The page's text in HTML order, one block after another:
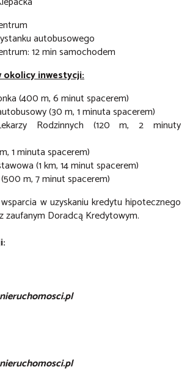
autobusowego
12 min samochodem
inwestycji:
(400 m, 6 minut spacerem)
(30 m, 1 minuta spacerem)
Rodzinnych (120 m, 2 minuty
1 minuta spacerem)
(1 km, 14 minut spacerem)
m, 7 minut spacerem)
w uzyskaniu kredytu hipotecznego
zaufanym Doradcą Kredytowym.